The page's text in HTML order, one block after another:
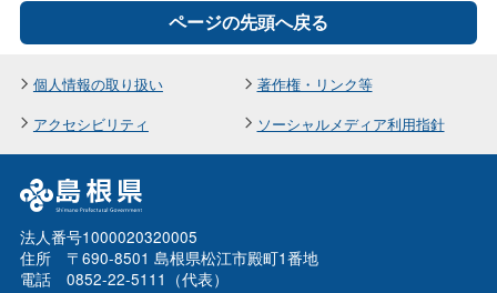
ページの先頭へ戻る
個人情報の取り扱い
著作権・リンク等
アクセシビリティ
ソーシャルメディア利用指針
法人番号1000020320005
住所 〒690-8501 島根県松江市殿町1番地
電話 0852-22-5111（代表）